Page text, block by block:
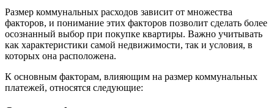
Размер коммунальных расходов зависит от множества
факторов, и понимание этих факторов позволит сделать более
осознанный выбор при покупке квартиры. Важно учитывать
как характеристики самой недвижимости, так и условия, в
которых она расположена.
К основным факторам, влияющим на размер коммунальных
платежей, относятся следующие: